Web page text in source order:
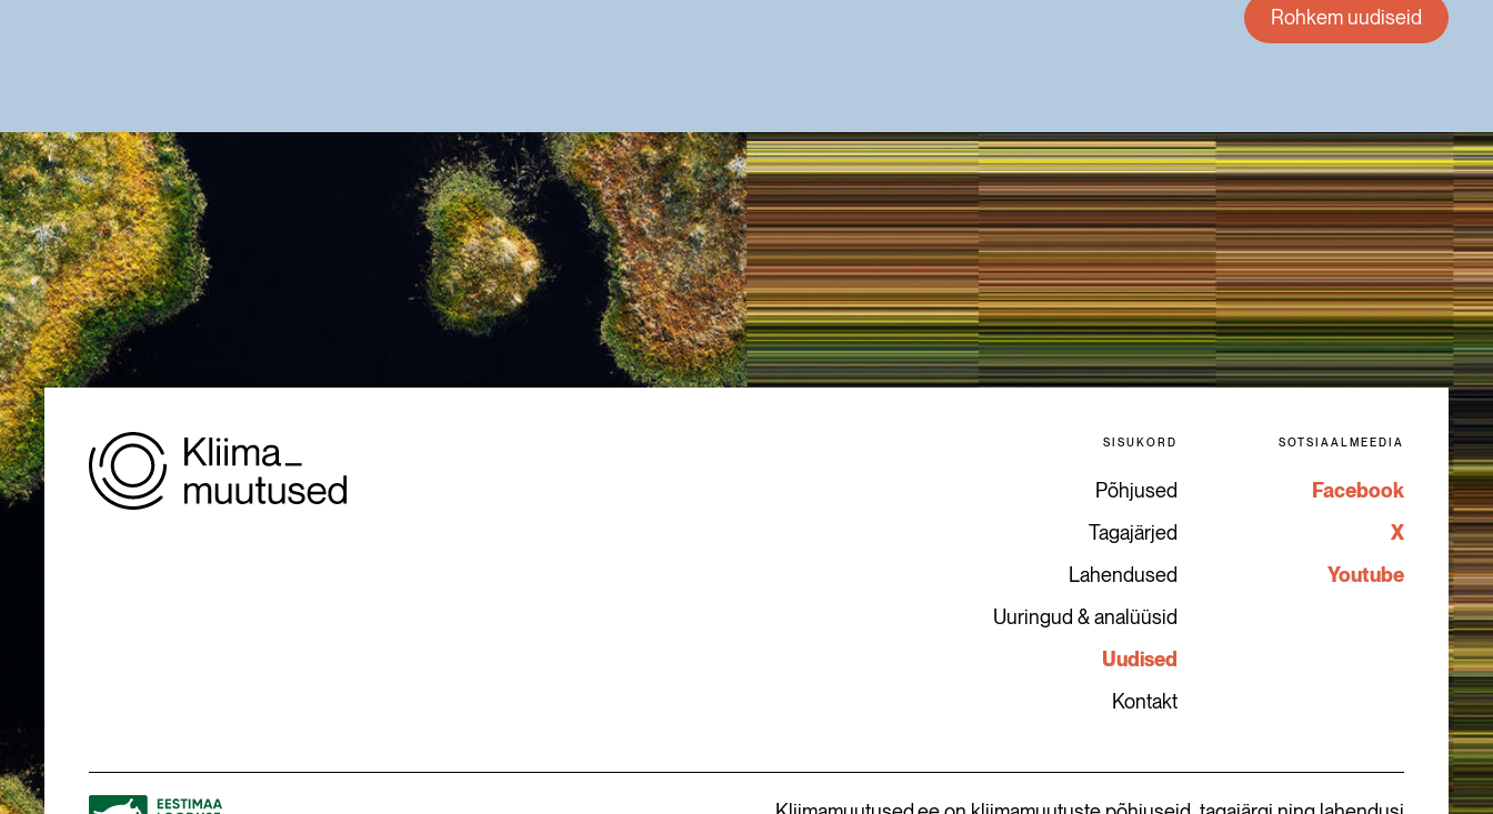
Rohkem uudiseid
SISUKORD
Põhjused
Tagajärjed
Lahendused
Uuringud & analüüsid
Uudised
Kontakt
SOTSIAALMEEDIA
Facebook
X
Youtube